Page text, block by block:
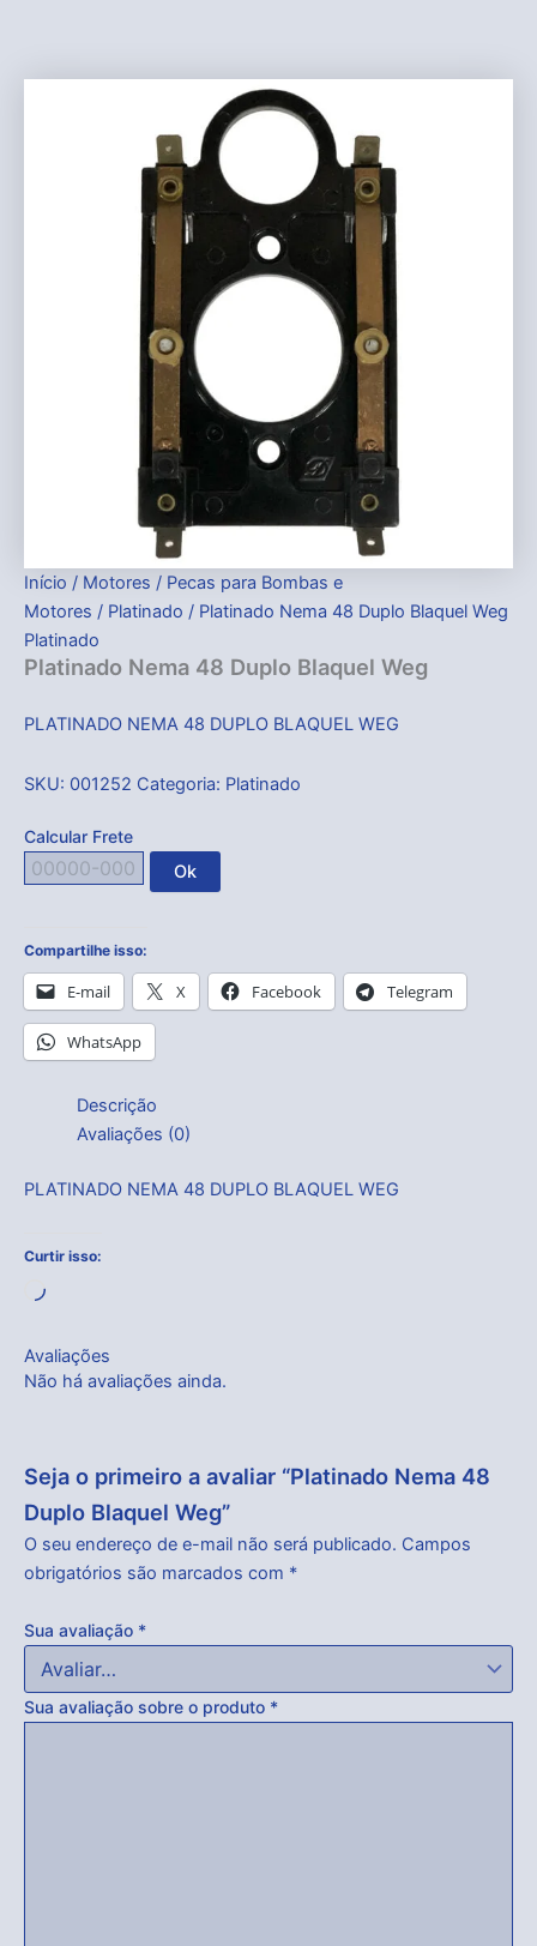
Início / Motores / Pecas para Bombas e
Motores / Platinado / Platinado Nema 48 Duplo Blaquel Weg
Platinado
Platinado Nema 48 Duplo Blaquel Weg
PLATINADO NEMA 48 DUPLO BLAQUEL WEG
SKU: 001252 Categoria: Platinado
Calcular Frete
Ok
Compartilhe isso:
E-mail X Facebook Telegram
WhatsApp
Descrição
Avaliações (0)
PLATINADO NEMA 48 DUPLO BLAQUEL WEG
Curtir isso:
Carregando...
Avaliações
Não há avaliações ainda.
Seja o primeiro a avaliar “Platinado Nema 48
Duplo Blaquel Weg”
O seu endereço de e-mail não será publicado. Campos
obrigatórios são marcados com *
Sua avaliação *
Sua avaliação sobre o produto *